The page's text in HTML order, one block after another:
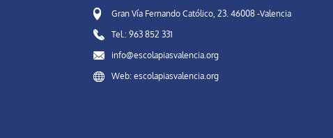
Gran Vía Fernando Católico, 23. 46008 -Valencia
Tel.: 963 852 331
info@escolapiasvalencia.org
Web: escolapiasvalencia.org